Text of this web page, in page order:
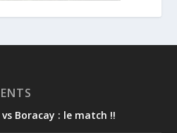
vs Boracay : le match !!